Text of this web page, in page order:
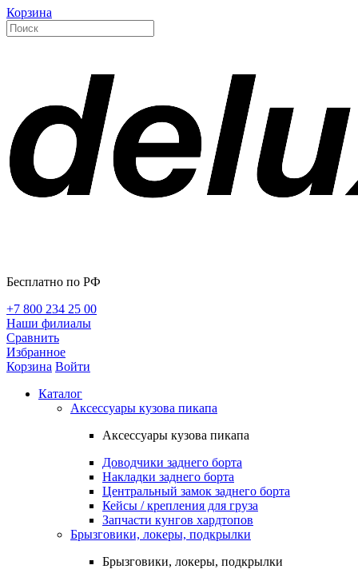
Корзина
Бесплатно по РФ
+7 800 234 25 00
Наши филиалы
Сравнить
Избранное
Корзина Войти
Каталог
Аксессуары кузова пикапа
Аксессуары кузова пикапа
Доводчики заднего борта
Накладки заднего борта
Центральный замок заднего борта
Кейсы / крепления для груза
Запчасти кунгов хардтопов
Брызговики, локеры, подкрылки
Брызговики, локеры, подкрылки